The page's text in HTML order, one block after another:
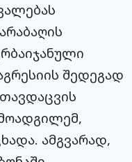
შედეგად
ამგვარად,